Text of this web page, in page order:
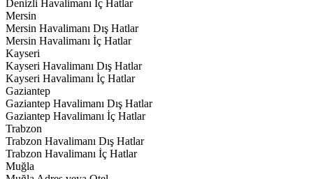
Denizli Havalimanı İç Hatlar
Mersin
Mersin Havalimanı Dış Hatlar
Mersin Havalimanı İç Hatlar
Kayseri
Kayseri Havalimanı Dış Hatlar
Kayseri Havalimanı İç Hatlar
Gaziantep
Gaziantep Havalimanı Dış Hatlar
Gaziantep Havalimanı İç Hatlar
Trabzon
Trabzon Havalimanı Dış Hatlar
Trabzon Havalimanı İç Hatlar
Muğla